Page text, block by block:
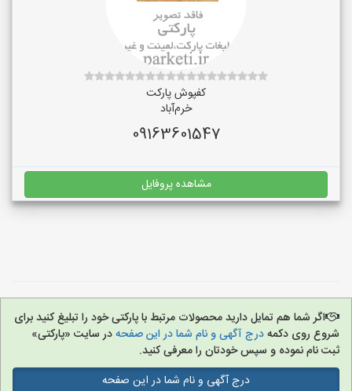
کفپوش پارکت
خرم‌آباد
09163601547
مشاهده پروفایل
اگر شما هم تمایل دارید محصولات مرتبط با پارکتی خود را تبلیغ کنید برای
شروع روی دکمهدرج آگهی و نام شما در این صفحهدر سایت «پارکتی»
ثبت نام نموده و سپس خودتان را معرفی کنید.
درج آگهی و نام شما در این صفحه